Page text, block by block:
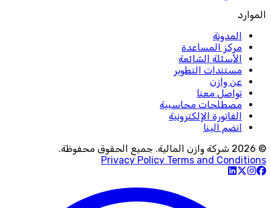
الموارد
المدونة
مركز المساعدة
الأسئلة الشائعة
مستندات التطوير
عن وازن
تواصل معنا
مصطلحات محاسبية
الفاتورة الإلكترونية
انضم الينا
© 2026 شركة وازن المالية. جميع الحقوق محفوظة.
Privacy Policy Terms and Conditions